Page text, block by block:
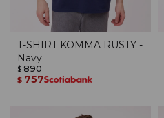
T-SHIRT KOMMA RUSTY -
Navy
$ 890
$ 757